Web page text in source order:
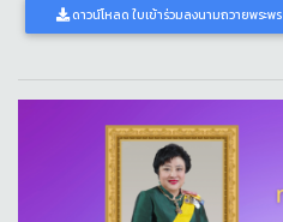
ดาวน์โหลด ใบเข้าร่วมลงนามถวายพระพร